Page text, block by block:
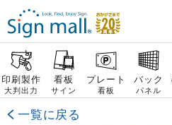
印刷製作
大判出力
看板
サイン
プレート
看板
バック
パネル
一覧に戻る